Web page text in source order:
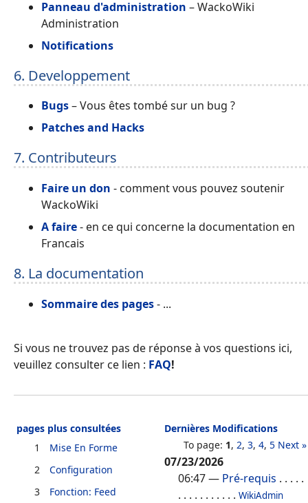
Panneau d'administration – WackoWiki
Administration
Notifications
6. Developpement
Bugs– Vous êtes tombé sur un bug ?
Patches and Hacks
7. Contributeurs
Faire un don - comment vous pouvez soutenir
WackoWiki
A faire- en ce qui concerne la documentation en
Francais
8. La documentation
Sommaire des pages- ...
Si vous ne trouvez pas de réponse à vos questions ici,
veuillez consulter ce lien : FAQ!
pages plus consultées
1
Mise En Forme
2
Configuration
3
Fonction: Feed
Dernières Modifications
To page: 1, 2, 3, 4, 5 Next »
07/23/2026
06:47— Pré-requis . . . . .
. . . . . . . . . . . WikiAdmin